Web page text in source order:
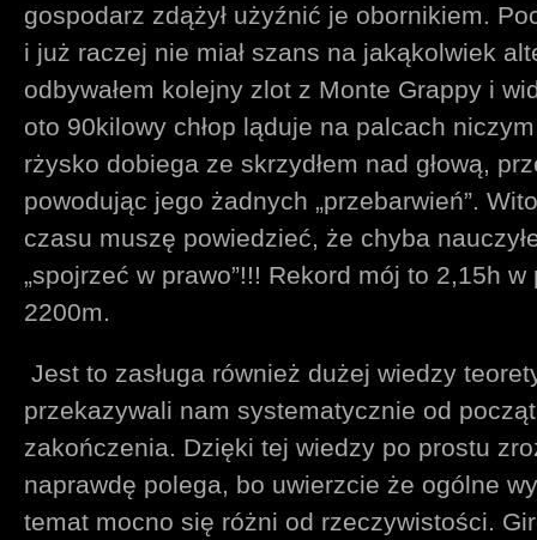
gospodarz zdążył użyźnić je obornikiem.
i już raczej nie miał szans na jakąkolwiek
odbywałem kolejny zlot z Monte Grappy i
oto 90kilowy chłop ląduje na palcach
rżysko dobiega ze skrzydłem nad głową,
powodując jego żadnych „przebarwień”.
czasu muszę powiedzieć, że chyba
„spojrzeć w prawo”!!! Rekord mój to 2,15h
2200m.
Jest to zasługa również dużej wiedzy
przekazywali nam systematycznie od
zakończenia. Dzięki tej wiedzy po prostu
naprawdę polega, bo uwierzcie że ogólne
temat mocno się różni od rzeczywistości.